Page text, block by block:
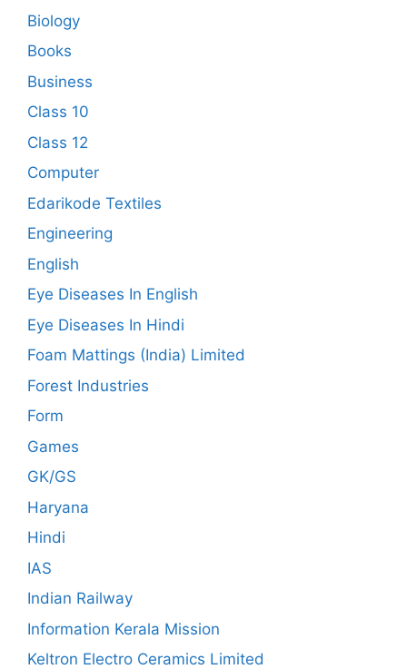
Biology
Books
Business
Class 10
Class 12
Computer
Edarikode Textiles
Engineering
English
Eye Diseases In English
Eye Diseases In Hindi
Foam Mattings (India) Limited
Forest Industries
Form
Games
GK/GS
Haryana
Hindi
IAS
Indian Railway
Information Kerala Mission
Keltron Electro Ceramics Limited